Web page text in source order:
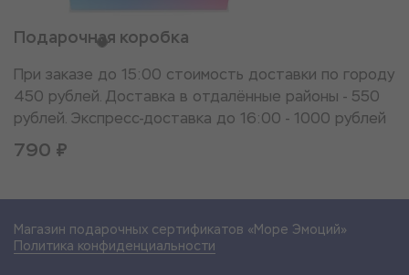
Подарочная коробка
При заказе до 15:00 стоимость доставки по городу
450 рублей. Доставка в отдалённые районы - 550
рублей. Экспресс-доставка до 16:00 - 1000 рублей
790 ₽
Магазин подарочных сертификатов «Море Эмоций»
Политика конфиденциальности